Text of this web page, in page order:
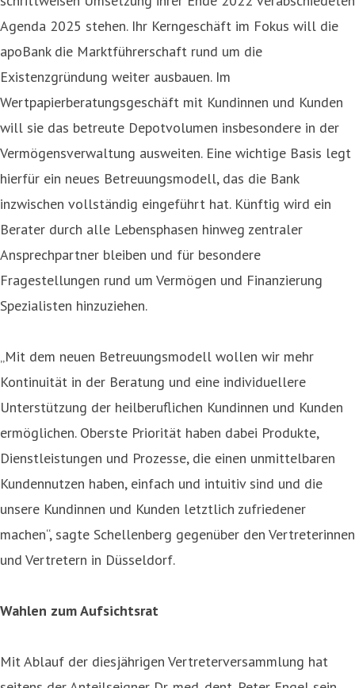
Agenda 2025 stehen. Ihr Kerngeschäft im Fokus will die
apoBank die Marktführerschaft rund um die
Existenzgründung weiter ausbauen. Im
Wertpapierberatungsgeschäft mit Kundinnen und Kunden
will sie das betreute Depotvolumen insbesondere in der
Vermögensverwaltung ausweiten. Eine wichtige Basis legt
hierfür ein neues Betreuungsmodell, das die Bank
inzwischen vollständig eingeführt hat. Künftig wird ein
Berater durch alle Lebensphasen hinweg zentraler
Ansprechpartner bleiben und für besondere
Fragestellungen rund um Vermögen und Finanzierung
Spezialisten hinzuziehen.
„Mit dem neuen Betreuungsmodell wollen wir mehr
Kontinuität in der Beratung und eine individuellere
Unterstützung der heilberuflichen Kundinnen und Kunden
ermöglichen. Oberste Priorität haben dabei Produkte,
Dienstleistungen und Prozesse, die einen unmittelbaren
Kundennutzen haben, einfach und intuitiv sind und die
unsere Kundinnen und Kunden letztlich zufriedener
machen“, sagte Schellenberg gegenüber den Vertreterinnen
und Vertretern in Düsseldorf.
Wahlen zum Aufsichtsrat
Mit Ablauf der diesjährigen Vertreterversammlung hat